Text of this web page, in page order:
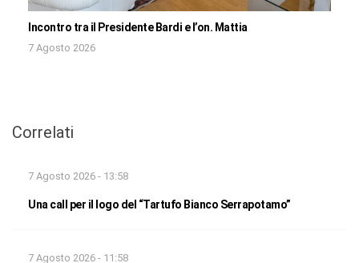
Incontro tra il Presidente Bardi e l’on. Mattia
7 Agosto 2026
Correlati
7 Agosto 2026 - 13:58
Una call per il logo del “Tartufo Bianco Serrapotamo”
7 Agosto 2026 - 11:58